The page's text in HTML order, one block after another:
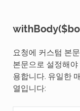
요청에 커스텀 본
본문으로 설정해
용합니다. 유일한
열입니다: